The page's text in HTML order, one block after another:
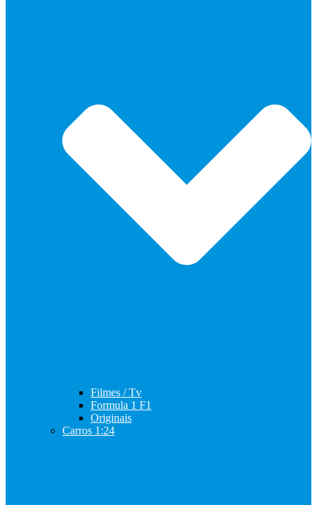
Filmes / Tv
Formula 1 F1
Originais
Carros 1:24